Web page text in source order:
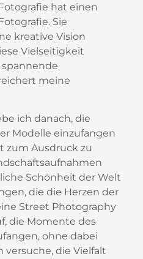
hat einen
Sie
kreative Vision
Vielseitigkeit
meine
ich danach, die
Modelle einzufangen
zum Ausdruck zu
Schönheit der Welt
die die Herzen der
Street Photography
die Momente des
ohne dabei
versuche, die Vielfalt